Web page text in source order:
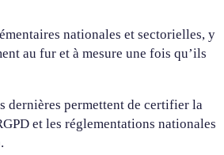
nationales et sectorielles, y
au fur et à mesure une fois qu’ils
dernières permettent de certifier la
et les réglementations nationales